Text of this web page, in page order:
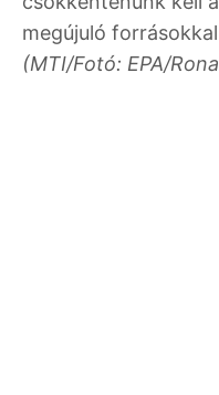
megújuló
(MTI/Fotó: EPA/